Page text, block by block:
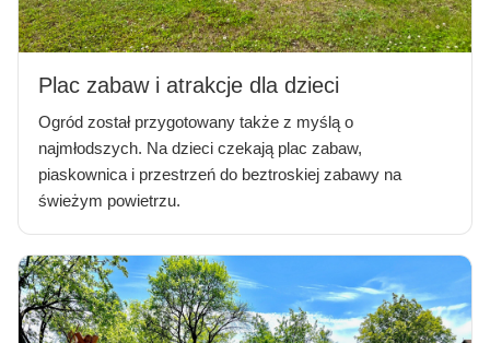
Plac zabaw i atrakcje dla dzieci
Ogród został przygotowany także z myślą o
najmłodszych. Na dzieci czekają plac zabaw,
piaskownica i przestrzeń do beztroskiej zabawy na
świeżym powietrzu.